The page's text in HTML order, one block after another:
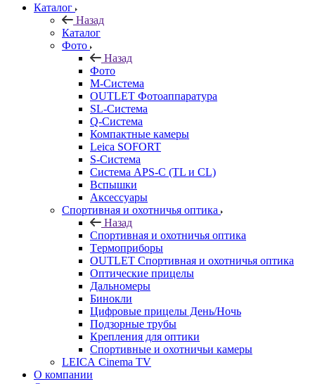
Каталог
Назад
Каталог
Фото
Назад
Фото
M-Система
OUTLET Фотоаппаратура
SL-Система
Q-Cистема
Компактные камеры
Leica SOFORT
S-Система
Система APS-C (TL и CL)
Вспышки
Аксессуары
Спортивная и охотничья оптика
Назад
Спортивная и охотничья оптика
Tермоприборы
OUTLET Спортивная и охотничья оптика
Оптические прицелы
Дальномеры
Бинокли
Цифровые прицелы День/Ночь
Подзорные трубы
Крепления для оптики
Спортивные и охотничьи камеры
LEICA Cinema TV
О компании